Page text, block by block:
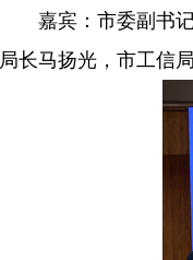
嘉宾：市委副书
局长马扬光，市工信